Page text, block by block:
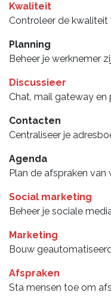
Kwaliteit
Controleer de
Planning
Beheer je werknemer
Discussieer
Chat, mail gateway en
Contacten
Centraliseer je
Agenda
Plan de afspraken van
Social marketing
Beheer je sociale
Marketing
Bouw
Afspraken
Sta mensen toe om